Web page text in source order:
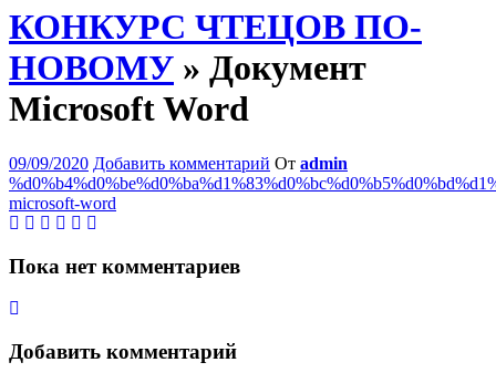
КОНКУРС ЧТЕЦОВ ПО-
НОВОМУ » Документ
Microsoft Word
09/09/2020 Добавить комментарий От admin
microsoft-word
Пока нет комментариев
Добавить комментарий